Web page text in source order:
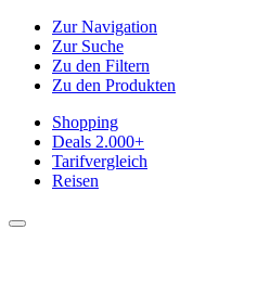
Zur Navigation
Zur Suche
Zu den Filtern
Zu den Produkten
Shopping
Deals 2.000+
Tarifvergleich
Reisen